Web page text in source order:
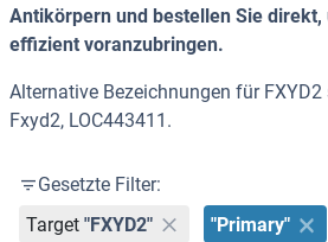
Antikörpern und bestellen Sie direkt,
effizient voranzubringen.
Alternative Bezeichnungen für
Fxyd2, LOC443411.
Gesetzte Filter:
Target "FXYD2" "Primary"